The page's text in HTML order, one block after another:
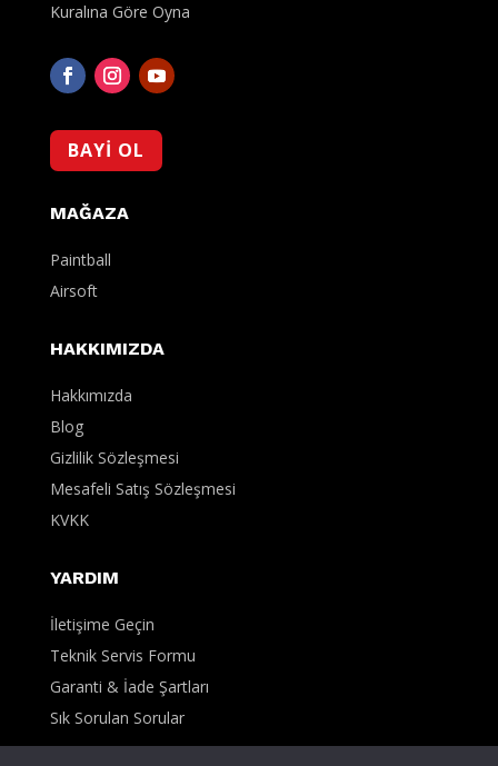
Kuralına Göre Oyna
BAYİ OL
MAĞAZA
Paintball
Airsoft
HAKKIMIZDA
Hakkımızda
Blog
Gizlilik Sözleşmesi
Mesafeli Satış Sözleşmesi
KVKK
YARDIM
İletişime Geçin
Teknik Servis Formu
Garanti & İade Şartları
Sık Sorulan Sorular